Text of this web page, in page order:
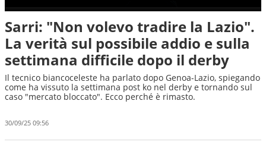
Sarri: "Non volevo tradire la Lazio".
La verità sul possibile addio e sulla
settimana difficile dopo il derby
Il tecnico biancoceleste ha parlato dopo Genoa-Lazio, spiegando
come ha vissuto la settimana post ko nel derby e tornando sul
caso "mercato bloccato". Ecco perché è rimasto.
30/09/25 09:56